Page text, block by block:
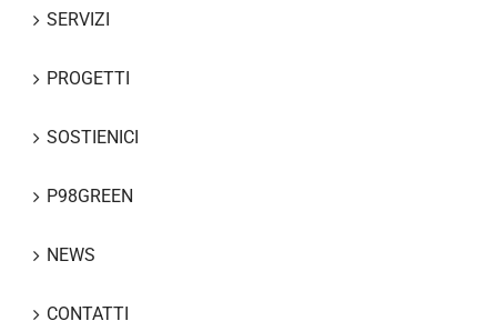
SERVIZI
PROGETTI
SOSTIENICI
P98GREEN
NEWS
CONTATTI